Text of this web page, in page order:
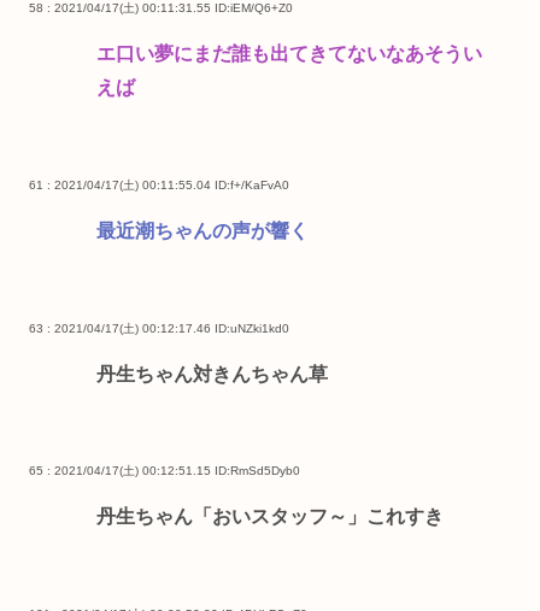
58 : 2021/04/17(土) 00:11:31.55 ID:iEM/Q6+Z0
エ口い夢にまだ誰も出てきてないなあそうい
えば
61 : 2021/04/17(土) 00:11:55.04 ID:f+/KaFvA0
最近潮ちゃんの声が響く
63 : 2021/04/17(土) 00:12:17.46 ID:uNZki1kd0
丹生ちゃん対きんちゃん草
65 : 2021/04/17(土) 00:12:51.15 ID:RmSd5Dyb0
丹生ちゃん「おいスタッフ～」これすき